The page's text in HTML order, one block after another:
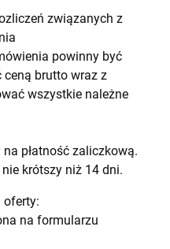
związanych z
powinny być
ceną brutto wraz z
wszystkie należne
płatność zaliczkową.
krótszy niż 14 dni.
oferty:
na formularzu